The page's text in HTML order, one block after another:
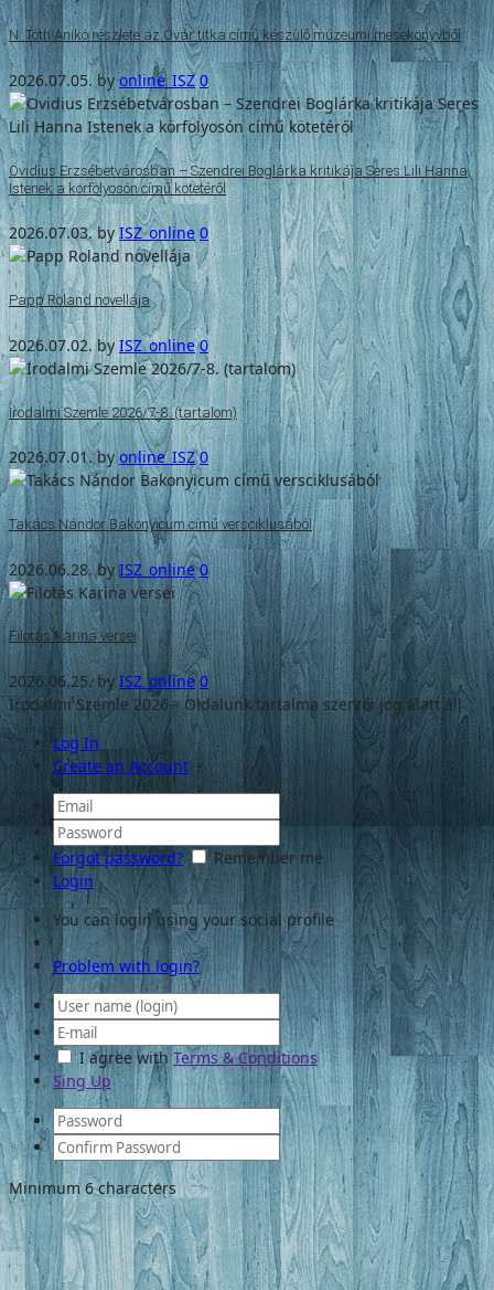
N. Tóth Anikó részlete az Óvár titka című készülő múzeumi mesekönyvből
2026.07.05. byonline_ISZ 0
Ovidius Erzsébetvárosban – Szendrei Boglárka kritikája Seres Lili Hanna
Istenek a körfolyosón című kötetéről
2026.07.03. byISZ_online 0
Papp Roland novellája
2026.07.02. by ISZ_online 0
Irodalmi Szemle 2026/7-8. (tartalom)
2026.07.01. byonline_ISZ 0
Takács Nándor Bakonyicum című versciklusából
2026.06.28. byISZ_online 0
Filotás Karina versei
2026.06.25. by ISZ_online 0
Irodalmi Szemle 2026-- Oldalunk tartalma szerzői jog alatt áll
Log In
Create an Account
Forgot password?
Remember me
Login
You can login using your social profile
Problem with login?
I agree with Terms & Conditions
Sing Up
Minimum 6 characters